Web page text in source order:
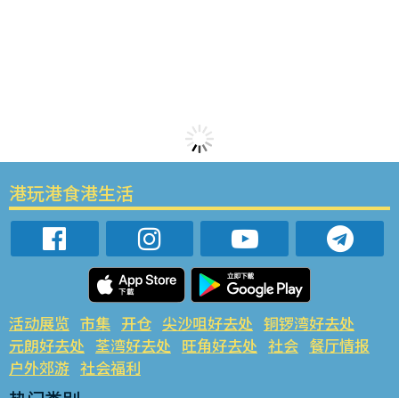
港玩港食港生活
活动展览 市集 开仓 尖沙咀好去处 铜锣湾好去处
元朗好去处 荃湾好去处 旺角好去处 社会 餐厅情报
户外郊游 社会福利